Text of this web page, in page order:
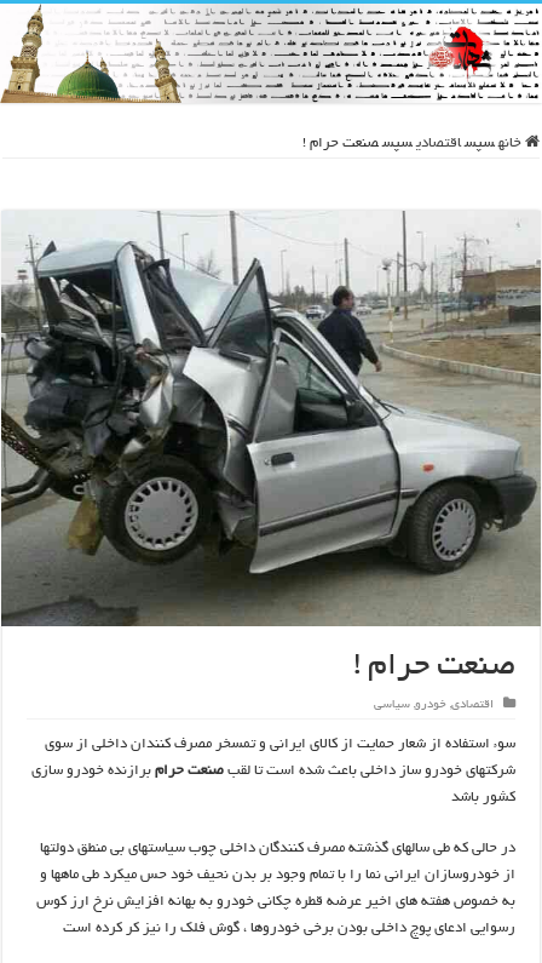
خانه سپس اقتصادی سپس صنعت حرام !
صنعت حرام !
اقتصادی,خودرو,سیاسی
سوء استفاده از شعار حمایت از کالای ایرانی و تمسخر مصرف کنندان داخلی از سوی
شرکتهای خودرو ساز داخلی باعث شده است تا لقبصنعت حرام برازنده خودرو سازی
کشور باشد
در حالی که طی سالهای گذشته مصرف کنندگان داخلی چوب سیاستهای بی منطق دولتها
از خودروسازان ایرانی نما را با تمام وجود بر بدن نحیف خود حس میکرد طی ماهها و
به خصوص هفته های اخیر عرضه قطره چکانی خودرو به بهانه افزایش نرخ ارز کوس
رسوایی ادعای پوچ داخلی بودن برخی خودروها ، گوش فلک را نیز کر کرده است